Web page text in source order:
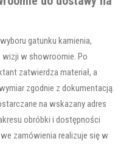
gatunku kamienia,
wizji w showroomie. Po
zatwierdza materiał, a
zgodnie z dokumentacją.
na wskazany adres
obróbki i dostępności
zamówienia realizuje się w